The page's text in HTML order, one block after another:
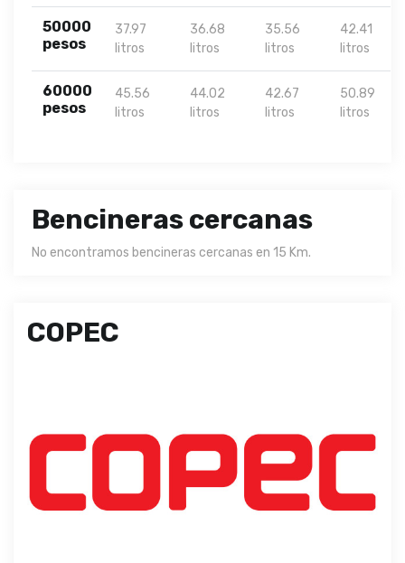
50000
pesos
37.97
litros
36.68
litros
35.56
litros
42.41
litros
60000
pesos
45.56
litros
44.02
litros
42.67
litros
50.89
litros
Bencineras cercanas
No encontramos bencineras cercanas en 15 Km.
COPEC